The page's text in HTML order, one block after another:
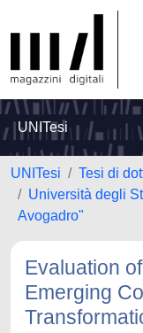
UNITesi
UNITesi
Tesi di
Università degli
Avogadro"
Evaluation
Emerging